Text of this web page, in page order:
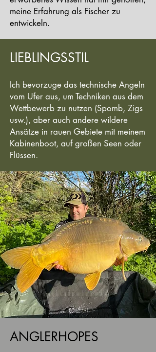
meine Erfahrung als Fischer zu
entwickeln.
LIEBLINGSSTIL
Ich bevorzuge das technische Angeln
vom Ufer aus, um Techniken aus dem
Wettbewerb zu nutzen (Spomb, Zigs
usw.), aber auch andere wildere
Ansätze in rauen Gebiete mit meinem
Kabinenboot, auf großen Seen oder
Flüssen.
ANGLERHOPES